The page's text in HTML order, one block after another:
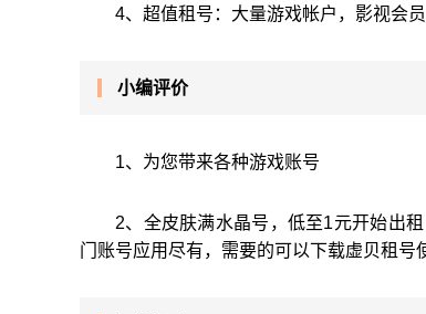
4、超值租号：大量游戏帐户，影视会
小编评价
1、为您带来各种游戏账号
2、全皮肤满水晶号，低至1元开始出
门账号应用尽有，需要的可以下载虚贝租号